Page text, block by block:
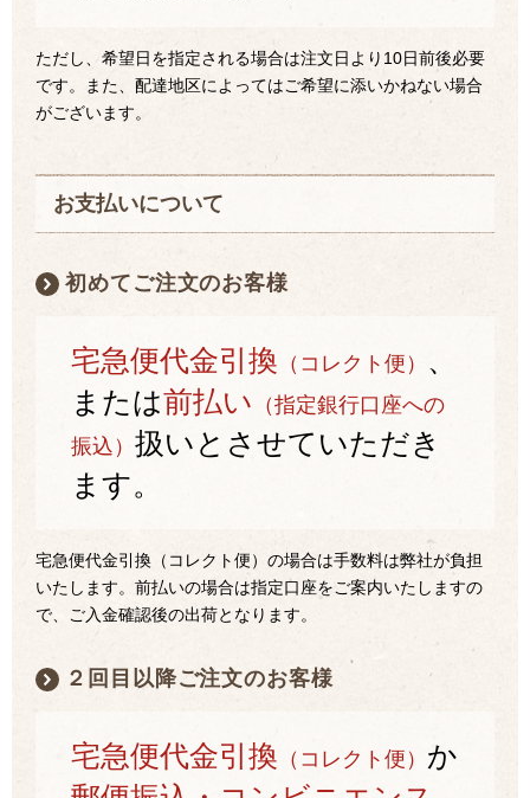
ただし、希望日を指定される場合は注文日より10日前後必要
です。また、配達地区によってはご希望に添いかねない場合
がございます。
お支払いについて
初めてご注文のお客様
宅急便代金引換 （コレクト便） 、
または前払い （指定銀行口座への
振込） 扱いとさせていただき
ます。
宅急便代金引換（コレクト便）の場合は手数料は弊社が負担
いたします。前払いの場合は指定口座をご案内いたしますの
で、ご入金確認後の出荷となります。
２回目以降ご注文のお客様
宅急便代金引換 （コレクト便） か